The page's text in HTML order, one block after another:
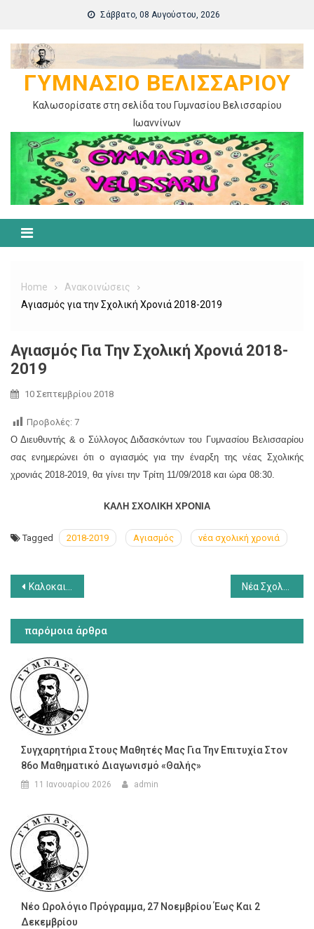
content
Σάββατο, 08 Αυγούστου, 2026
ΓΥΜΝΆΣΙΟ ΒΕΛΙΣΣΑΡΊΟΥ
Καλωσορίσατε στη σελίδα του Γυμνασίου Βελισσαρίου
Ιωαννίνων
Home
Ανακοινώσεις
Αγιασμός για την Σχολική Χρονιά 2018-2019
Αγιασμός Για Την Σχολική Χρονιά 2018-
2019
10 Σεπτεμβρίου 2018
Προβολές: 7
Ο Διευθυντής & ο Σύλλογος Διδασκόντων του Γυμνασίου Βελισσαρίου
σας ενημερώνει ότι ο αγιασμός για την έναρξη της νέας Σχολικής
χρονιάς 2018-2019, θα γίνει την Τρίτη 11/09/2018 και ώρα 08:30.
ΚΑΛΗ ΣΧΟΛΙΚΗ ΧΡΟΝΙΑ
Tagged 2018-2019 Αγιασμός νέα σχολική χρονιά
Πλοήγηση
άρθρων
Καλοκαιρινή λειτουργία Γυμνασίου Νέα Σχολική χρονιά 2018-2019
παρόμοια άρθρα
Συγχαρητήρια Στους Μαθητές Μας Για Την Επιτυχία Στον
86ο Μαθηματικό Διαγωνισμό «Θαλής»
11 Ιανουαρίου 2026 admin
Νέο Ωρολόγιο Πρόγραμμα, 27 Νοεμβρίου Έως Και 2
Δεκεμβρίου